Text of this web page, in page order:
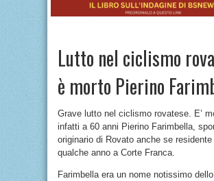
Lutto nel ciclismo
è morto Pierino
Grave lutto nel ciclismo rovatese. E’
infatti a 60 anni Pierino Farimbella,
originario di Rovato anche se residente
qualche anno a Corte Franca.
Farimbella era un nome notissimo